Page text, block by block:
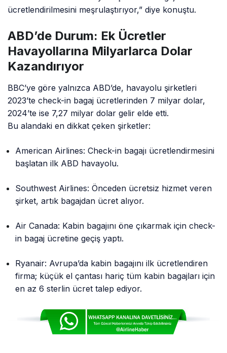
ücretlendirilmesini meşrulaştırıyor,” diye konuştu.
ABD’de Durum: Ek Ücretler
Havayollarına Milyarlarca Dolar
Kazandırıyor
BBC’ye göre yalnızca ABD’de, havayolu şirketleri
2023’te check-in bagaj ücretlerinden 7 milyar dolar,
2024’te ise 7,27 milyar dolar gelir elde etti.
Bu alandaki en dikkat çeken şirketler:
American Airlines: Check-in bagajı ücretlendirmesini
başlatan ilk ABD havayolu.
Southwest Airlines: Önceden ücretsiz hizmet veren
şirket, artık bagajdan ücret alıyor.
Air Canada: Kabin bagajını öne çıkarmak için check-
in bagaj ücretine geçiş yaptı.
Ryanair: Avrupa’da kabin bagajını ilk ücretlendiren
firma; küçük el çantası hariç tüm kabin bagajları için
en az 6 sterlin ücret talep ediyor.